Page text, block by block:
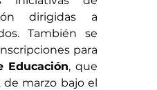
dirigidas a
También se
para
Educación, que
de marzo bajo el